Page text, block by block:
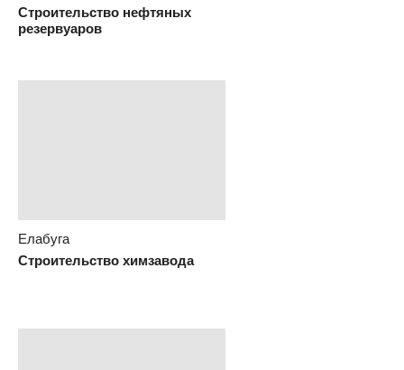
Строительство нефтяных
резервуаров
Елабуга
Строительство химзавода